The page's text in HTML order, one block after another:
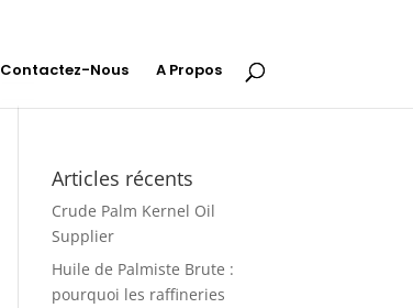
Contactez-Nous A Propos
Articles récents
Crude Palm Kernel Oil
Supplier
Huile de Palmiste Brute :
pourquoi les raffineries